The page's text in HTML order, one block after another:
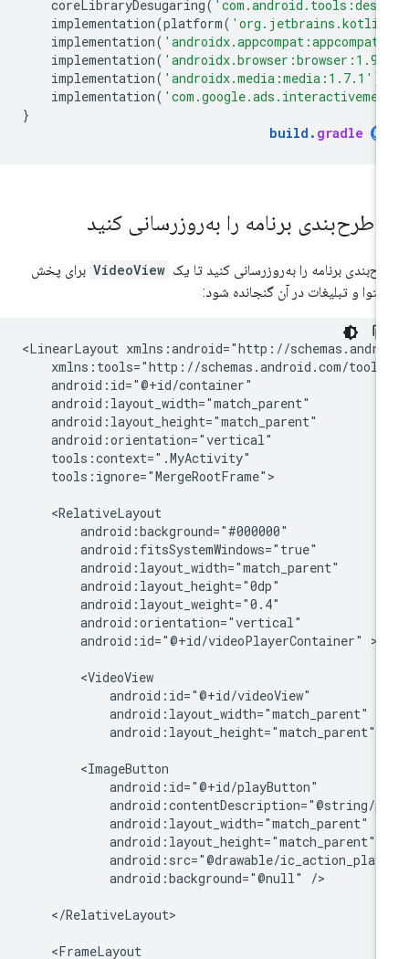
coreLibraryDesugaring(
implementation(platform(
implementation(
implementation(
implementation('androidx.media:media:1.7.1'
implementation(
build.gradle
طرح‌بندی برنامه را به‌روزرسانی کنید
برنامه را به‌روزرسانی کنید تا یک VideoView برای پخش
و تبلیغات در آن گنجانده شود:
<LinearLayout
tools:ignore="MergeRootFrame">
android:id="@+id/videoPlayerContainer"
android:layout_height="match_parent"
android:background="@null"
</RelativeLayout>